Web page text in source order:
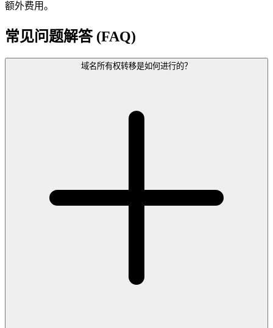
额外费用。
常见问题解答 (FAQ)
域名所有权转移是如何进行的？